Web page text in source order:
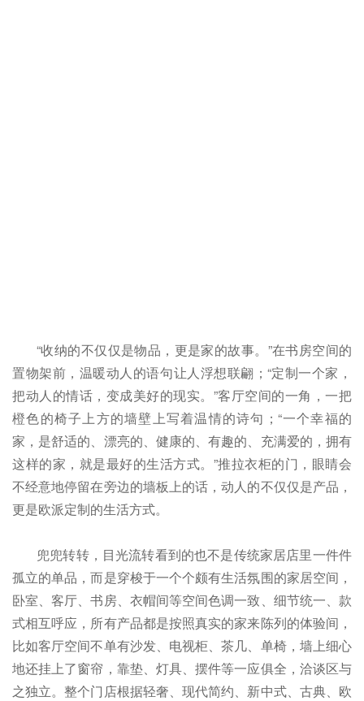
“收纳的不仅仅是物品，更是家的故事。”在书房空间的
置物架前，温暖动人的语句让人浮想联翩；“定制一个家，
把动人的情话，变成美好的现实。”客厅空间的一角，一把
橙色的椅子上方的墙壁上写着温情的诗句；“一个幸福的
家，是舒适的、漂亮的、健康的、有趣的、充满爱的，拥有
这样的家，就是最好的生活方式。”推拉衣柜的门，眼睛会
不经意地停留在旁边的墙板上的话，动人的不仅仅是产品，
更是欧派定制的生活方式。
兜兜转转，目光流转看到的也不是传统家居店里一件件
孤立的单品，而是穿梭于一个个颇有生活氛围的家居空间，
卧室、客厅、书房、衣帽间等空间色调一致、细节统一、款
式相互呼应，所有产品都是按照真实的家来陈列的体验间，
比如客厅空间不单有沙发、电视柜、茶几、单椅，墙上细心
地还挂上了窗帘，靠垫、灯具、摆件等一应俱全，洽谈区与
之独立。整个门店根据轻奢、现代简约、新中式、古典、欧